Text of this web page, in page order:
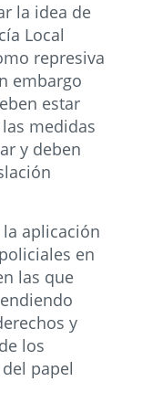
la idea de
Local
represiva
embargo
estar
medidas
y deben
aplicación
en
las que
y
los
papel